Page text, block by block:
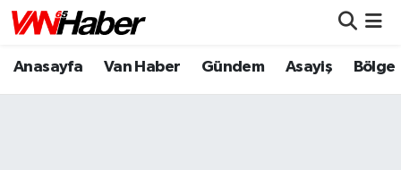
Anasayfa Van Haber Gündem Asayiş Bölge
Nöbetçi Eczaneler